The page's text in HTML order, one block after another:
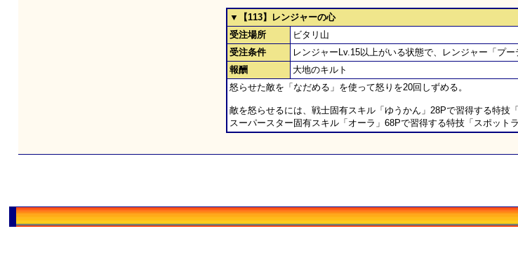
▼【113】レンジャーの心
受注場所
ビタリ山
受注条件
レンジャーLv.15以上がいる状態で、レンジャー「プ
報酬
大地のキルト
怒らせた敵を「なだめる」を使って怒りを20回しずめる。
敵を怒らせるには、戦士固有スキル「ゆうかん」28Pで習得する特技
スーパースター固有スキル「オーラ」68Pで習得する特技「スポット